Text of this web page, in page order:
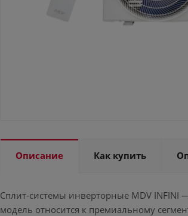
Описание Как купить
Сплит-системы инверторные MDV INFINI
модель относится к премиальному